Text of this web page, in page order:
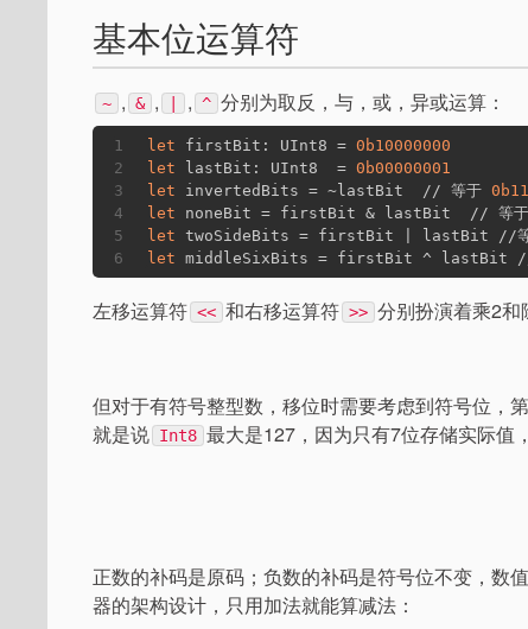
基本位运算符
~ , & , , ^ 分别为取反，与，或，异或运算：
1
2
3
4
5
6
let firstBit: UInt8 = 0b10000000
let lastBit: UInt8  = 0b00000001
let invertedBits = ~lastBit  // 等于
let noneBit = firstBit & lastBit  // 等
let twoSideBits = firstBit | lastBit //等
let middleSixBits = firstBit ^ lastBit //
左移运算符 << 和右移运算符 >> 分别扮演着乘2
但对于有符号整型数，移位时需要考虑到符号位，
就是说 Int8 最大是127，因为只有7位存储实际值
正数的补码是原码；负数的补码是符号位不变，数
器的架构设计，只用加法就能算减法：